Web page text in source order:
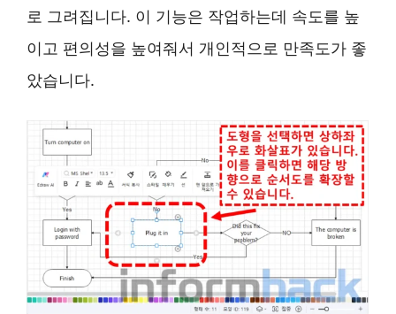
로 그려집니다. 이 기능은 작업하는데 속도를 높
이고 편의성을 높여줘서 개인적으로 만족도가 좋
았습니다.